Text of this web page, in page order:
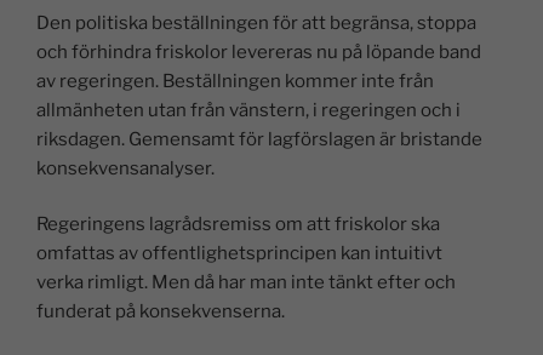
dI
n
b
o
o
k
A
p
p
Li
n
k
Den politiska beställningen för att begränsa, stoppa
och förhindra friskolor levereras nu på löpande band
av regeringen. Beställningen kommer inte från
allmänheten utan från vänstern, i regeringen och i
riksdagen. Gemensamt för lagförslagen är bristande
konsekvensanalyser.
Regeringens lagrådsremiss om att friskolor ska
omfattas av offentlighetsprincipen kan intuitivt
verka rimligt. Men då har man inte tänkt efter och
funderat på konsekvenserna.